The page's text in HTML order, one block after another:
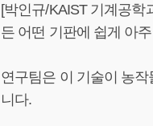
[박인규/KAIST 기계공학
든 어떤 기판에 쉽게 아
연구팀은 이 기술이 농
니다.